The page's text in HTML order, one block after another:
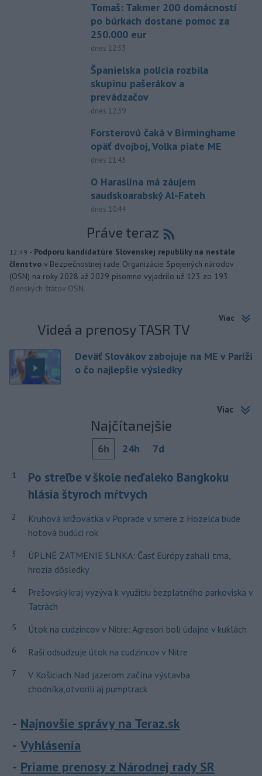
Tomaš: Takmer 200 domácností
po búrkach dostane pomoc za
250.000 eur
dnes 12:53
Španielska polícia rozbila
skupinu pašerákov a
prevádzačov
dnes 12:39
Forsterovú čaká v Birminghame
opäť dvojboj, Volka piate ME
dnes 11:43
O Haraslína má záujem
saudskoarabský Al-Fateh
dnes 10:44
Práve teraz
12:49 - Podporu kandidatúre Slovenskej republiky na nestále
členstvo v Bezpečnostnej rade Organizácie Spojených národov
(OSN) na roky 2028 až 2029 písomne vyjadrilo už 123 zo 193
členských štátov OSN.
Viac
Videá a prenosy TASR TV
Deväť Slovákov zabojuje na ME v Paríži
o čo najlepšie výsledky
Viac
Najčítanejšie
6h 24h 7d
1
Po streľbe v škole neďaleko Bangkoku
hlásia štyroch mŕtvych
2
Kruhová križovatka v Poprade v smere z Hozelca bude
hotová budúci rok
3
ÚPLNÉ ZATMENIE SLNKA: Časť Európy zahalí tma,
hrozia dôsledky
4
Prešovský kraj vyzýva k využitiu bezplatného parkoviska v
Tatrách
5 Útok na cudzincov v Nitre: Agresori boli údajne v kuklách
6 Raši odsudzuje útok na cudzincov v Nitre
7
V Košiciach Nad jazerom začína výstavba
chodníka,otvorili aj pumptrack
Najnovšie správy na Teraz.sk
Vyhlásenia
Priame prenosy z Národnej rady SR